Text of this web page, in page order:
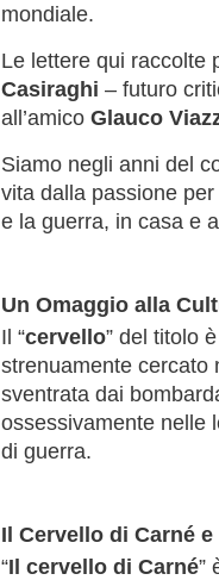
mondiale.
Le lettere qui raccolte
Casiraghi – futuro
all’amico Glauco
Siamo negli anni del
vita dalla passione
e la guerra, in casa e
Un Omaggio alla
Il “cervello” del titolo
strenuamente cercato
sventrata dai
ossessivamente nelle
di guerra.
Il Cervello di Carné
“Il cervello di Carné”